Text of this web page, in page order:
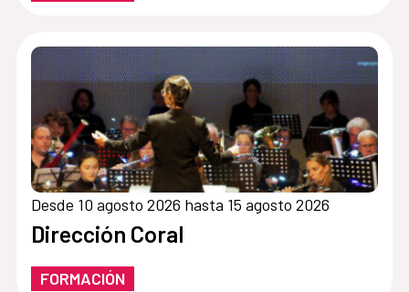
Desde 10 agosto 2026 hasta 15 agosto 2026
Dirección Coral
FORMACIÓN